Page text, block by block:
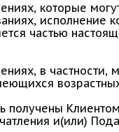
которые
исполнение
частью
в
получены
и(или)